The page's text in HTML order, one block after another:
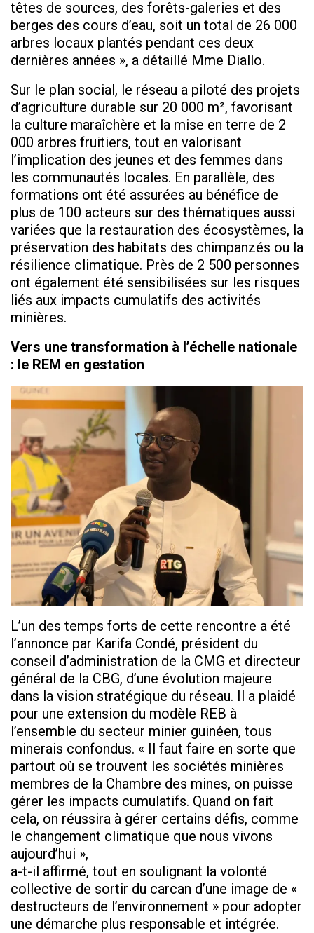
têtes de sources, des forêts-galeries et des
berges des cours d’eau, soit un total de 26 000
arbres locaux plantés pendant ces deux
dernières années », a détaillé Mme Diallo.
Sur le plan social, le réseau a piloté des projets
d’agriculture durable sur 20 000 m², favorisant
la culture maraîchère et la mise en terre de 2
000 arbres fruitiers, tout en valorisant
l’implication des jeunes et des femmes dans
les communautés locales. En parallèle, des
formations ont été assurées au bénéfice de
plus de 100 acteurs sur des thématiques aussi
variées que la restauration des écosystèmes, la
préservation des habitats des chimpanzés ou la
résilience climatique. Près de 2 500 personnes
ont également été sensibilisées sur les risques
liés aux impacts cumulatifs des activités
minières.
Vers une transformation à l’échelle nationale
: le REM en gestation
L’un des temps forts de cette rencontre a été
l’annonce par Karifa Condé, président du
conseil d’administration de la CMG et directeur
général de la CBG, d’une évolution majeure
dans la vision stratégique du réseau. Il a plaidé
pour une extension du modèle REB à
l’ensemble du secteur minier guinéen, tous
minerais confondus. « Il faut faire en sorte que
partout où se trouvent les sociétés minières
membres de la Chambre des mines, on puisse
gérer les impacts cumulatifs. Quand on fait
cela, on réussira à gérer certains défis, comme
le changement climatique que nous vivons
aujourd’hui »,
a-t-il affirmé, tout en soulignant la volonté
collective de sortir du carcan d’une image de «
destructeurs de l’environnement » pour adopter
une démarche plus responsable et intégrée.